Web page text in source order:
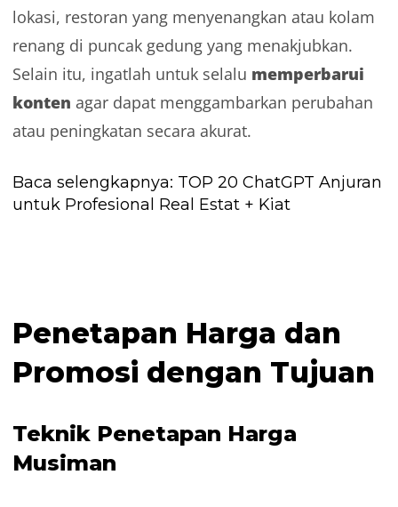
lokasi, restoran yang menyenangkan atau kolam
renang di puncak gedung yang menakjubkan.
Selain itu, ingatlah untuk selalu memperbarui
konten agar dapat menggambarkan perubahan
atau peningkatan secara akurat.
Baca selengkapnya: TOP 20 ChatGPT Anjuran
untuk Profesional Real Estat + Kiat
Penetapan Harga dan
Promosi dengan Tujuan
Teknik Penetapan Harga
Musiman